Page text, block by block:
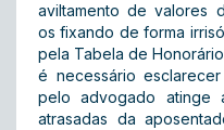
aviltamento de valores
os fixando de forma
pela Tabela de
é necessário
pelo advogado atinge
atrasadas da